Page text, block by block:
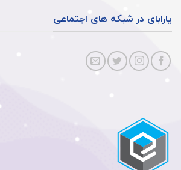
یارابای در شبکه های اجتماعی